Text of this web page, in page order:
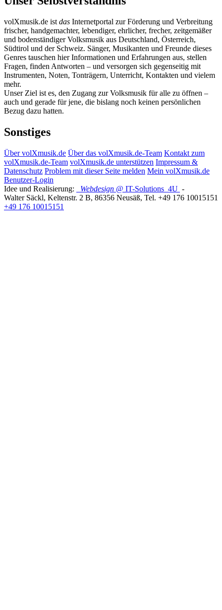
volXmusik.de ist das Internetportal zur Förderung und Verbreitung
frischer, handgemachter, lebendiger, ehrlicher, frecher, zeitgemäßer
und bodenständiger Volksmusik aus Deutschland, Österreich,
Südtirol und der Schweiz. Sänger, Musikanten und Freunde dieses
Genres tauschen hier Informationen und Erfahrungen aus, stellen
Fragen, finden Antworten – und versorgen sich gegenseitig mit
Instrumenten, Noten, Tonträgern, Unterricht, Kontakten und vielem
mehr.
Unser Ziel ist es, den Zugang zur Volksmusik für alle zu öffnen –
auch und gerade für jene, die bislang noch keinen persönlichen
Bezug dazu hatten.
Sonstiges
Über volXmusik.de Über das volXmusik.de-Team Kontakt zum
volXmusik.de-Team volXmusik.de unterstützen Impressum &
Datenschutz Problem mit dieser Seite melden Mein volXmusik.de
Benutzer-Login
Idee und Realisierung:
Webdesign @ IT-Solutions 4U -
Walter Säckl, Keltenstr. 2 B, 86356 Neusäß, Tel. +49 176 10015151
+49 176 10015151